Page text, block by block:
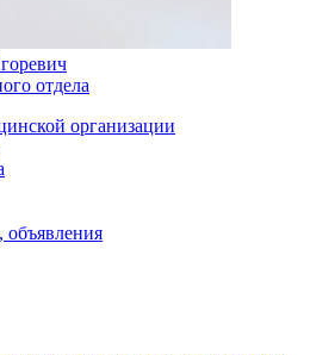
отдела
организации